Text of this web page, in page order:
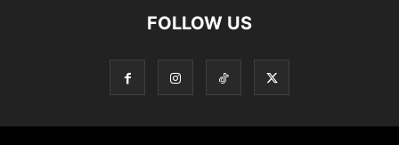
FOLLOW US